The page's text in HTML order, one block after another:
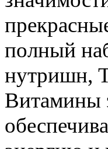
полный
нутришн,
Витамины